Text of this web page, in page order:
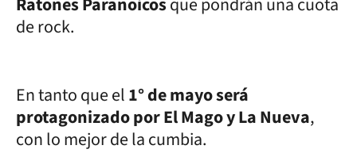
de rock.
En tanto que el1° de mayo será
protagonizado por El Mago y La Nueva,
con lo mejor de la cumbia.